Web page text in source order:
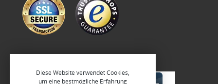
Diese Website verwendet Cookies,
um eine bestmögliche Erfahrung